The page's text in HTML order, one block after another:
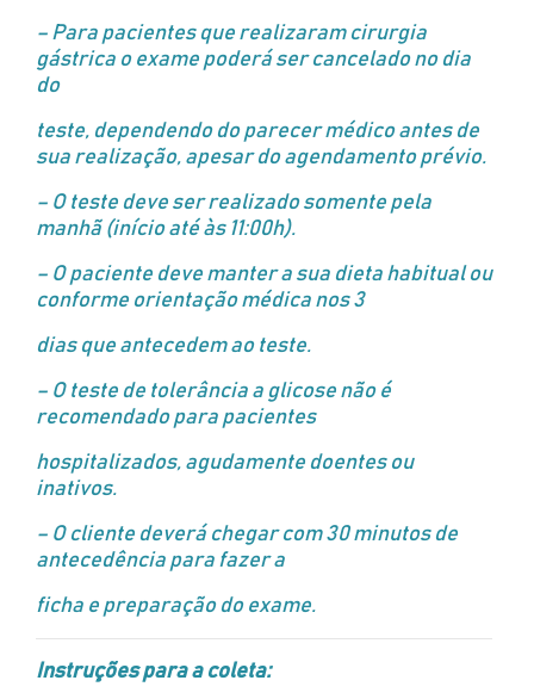
– Para pacientes que realizaram cirurgia
gástrica o exame poderá ser cancelado no dia
do
teste, dependendo do parecer médico antes de
sua realização, apesar do agendamento prévio.
– O teste deve ser realizado somente pela
manhã (início até às 11:00h).
– O paciente deve manter a sua dieta habitual ou
conforme orientação médica nos 3
dias que antecedem ao teste.
– O teste de tolerância a glicose não é
recomendado para pacientes
hospitalizados, agudamente doentes ou
inativos.
– O cliente deverá chegar com 30 minutos de
antecedência para fazer a
ficha e preparação do exame.
Instruções para a coleta: